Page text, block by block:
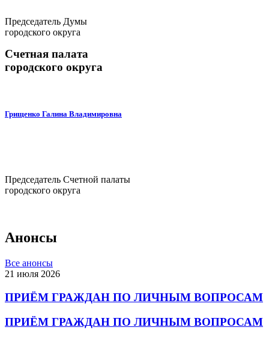
Председатель Думы
городского округа
Счетная палата
городского округа
Грищенко Галина Владимировна
Председатель Счетной палаты
городского округа
Анонсы
Все анонсы
21 июля 2026
ПРИЁМ ГРАЖДАН ПО ЛИЧНЫМ ВОПРОСАМ
ПРИЁМ ГРАЖДАН ПО ЛИЧНЫМ ВОПРОСАМ